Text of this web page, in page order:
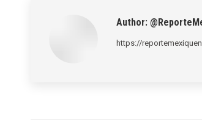
Author:
https://